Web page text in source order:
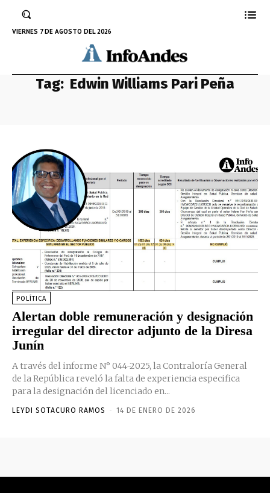
VIERNES 7 DE AGOSTO DEL 2026
Tag: Edwin Williams Pari Peña
POLÍTICA
Alertan doble remuneración y designación
irregular del director adjunto de la Diresa
Junín
A través del informe N° 044-2025, la Contraloría General
de la República reveló la falta de experiencia especifica
para la designación del licenciado en...
LEYDI SOTACURO RAMOS - 14 DE ENERO DE 2026